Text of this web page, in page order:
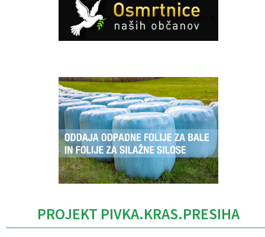
PROJEKT PIVKA.KRAS.PRESIHA